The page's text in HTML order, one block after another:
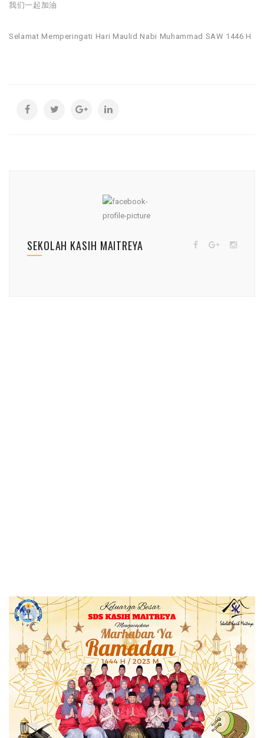
我们一起加油
Selamat Memperingati Hari Maulid Nabi Muhammad SAW 1446 H
SEKOLAH KASIH MAITREYA